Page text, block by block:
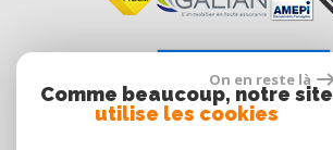
0 avis
On en reste là
Comme beaucoup, notre site
utilise les cookies